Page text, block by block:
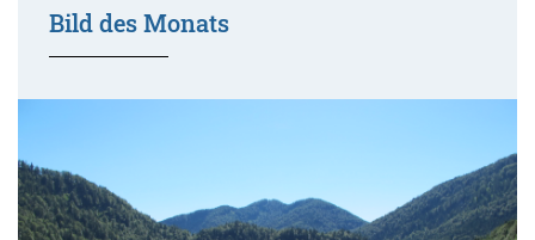
Bild des Monats